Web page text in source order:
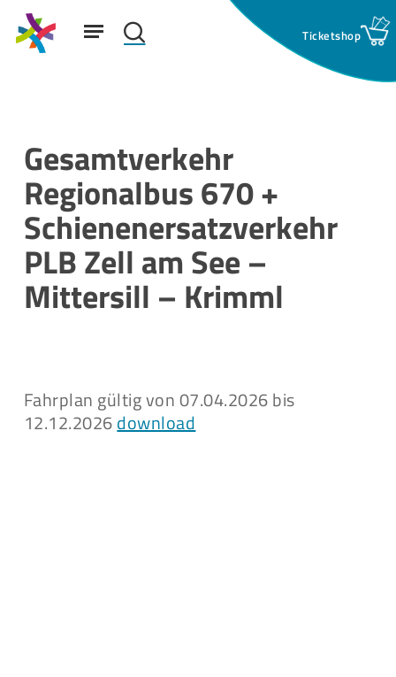
Skip
mainSuchfeld: search
Menu
Gesamtverkehr
Regionalbus 670 +
Schienenersatzverkehr
PLB Zell am See –
Mittersill – Krimml
Fahrplan gültig von 07.04.2026 bis
12.12.2026download